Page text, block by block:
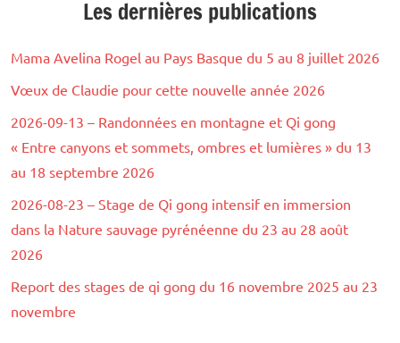
Les dernières publications
Mama Avelina Rogel au Pays Basque du 5 au 8 juillet 2026
Vœux de Claudie pour cette nouvelle année 2026
2026-09-13 – Randonnées en montagne et Qi gong
« Entre canyons et sommets, ombres et lumières » du 13
au 18 septembre 2026
2026-08-23 – Stage de Qi gong intensif en immersion
dans la Nature sauvage pyrénéenne du 23 au 28 août
2026
Report des stages de qi gong du 16 novembre 2025 au 23
novembre